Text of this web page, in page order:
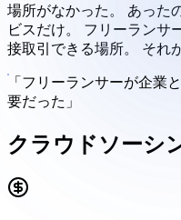
場所がなかった。 あった
ビスだけ。 フリーランサ
接取引できる場所。 それ
「フリーランサーが企業
要だった」
クラウドソーシ